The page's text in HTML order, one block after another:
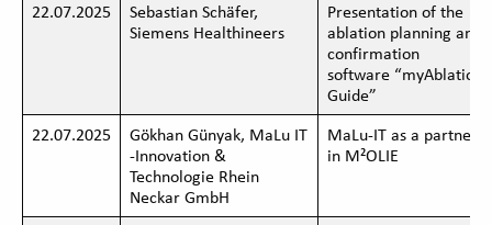
22.07.2025
Sebastian Schäfer,
Siemens Healthineers
Presentation of the
ablation planning and
confirmation
software “myAblation
Guide”
22.07.2025
Gökhan Günyak, MaLu IT
-Innovation &
Technologie Rhein
Neckar GmbH
MaLu-IT as a partner
in M²OLIE